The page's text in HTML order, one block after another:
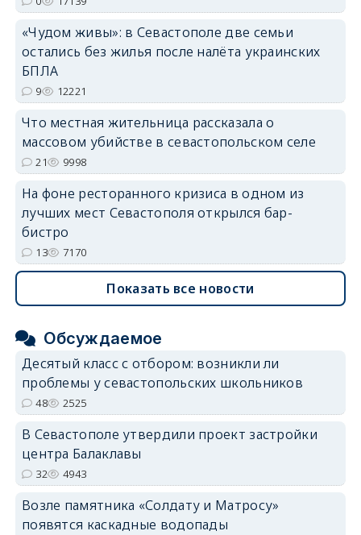
«Чудом живы»: в Севастополе две семьи
остались без жилья после налёта украинских
БПЛА
9 12221
Что местная жительница рассказала о
массовом убийстве в севастопольском селе
21 9998
На фоне ресторанного кризиса в одном из
лучших мест Севастополя открылся бар-
бистро
13 7170
Показать все новости
Обсуждаемое
Десятый класс с отбором: возникли ли
проблемы у севастопольских школьников
48 2525
В Севастополе утвердили проект застройки
центра Балаклавы
32 4943
Возле памятника «Солдату и Матросу»
появятся каскадные водопады